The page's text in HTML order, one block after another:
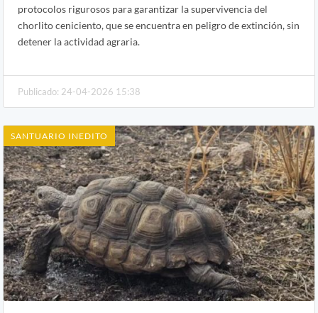
protocolos rigurosos para garantizar la supervivencia del
chorlito ceniciento, que se encuentra en peligro de extinción, sin
detener la actividad agraria.
Publicado: 24-04-2026 15:38
SANTUARIO INEDITO